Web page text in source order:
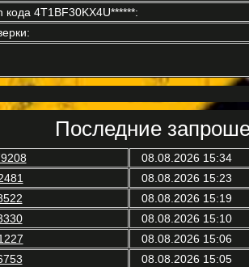
4T1BF30KX4U******:
Последние
08.08.2026 15:34
08.08.2026 15:23
08.08.2026 15:19
08.08.2026 15:10
08.08.2026 15:06
08.08.2026 15:05